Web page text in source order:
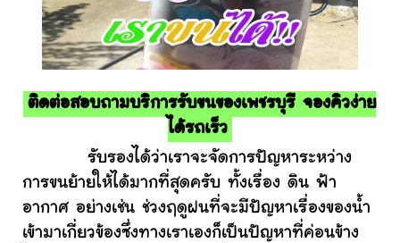
ติดต่อสอบถามบริการรับขนของเพชรบุรี จองคิวง่าย
ได้รถเร็ว
รับรองได้ว่าเราจะจัดการปัญหาระหว่าง
การขนย้ายให้ได้มากที่สุดครับ ทั้งเรื่อง ดิน ฟ้า
อากาศ อย่างเช่น ช่วงฤดูฝนที่จะมีปัญหาเรื่องของน้ำ
เข้ามาเกี่ยวข้องซึ่งทางเราเองก็เป็นปัญหาที่ค่อนข้าง